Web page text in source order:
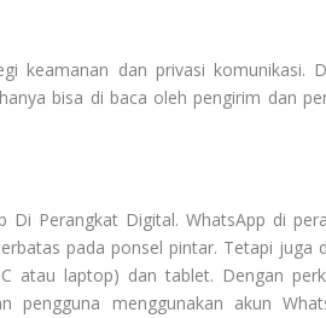
keamanan dan privasi komunikasi.
bisa di baca oleh pengirim dan
Di Perangkat Digital. WhatsApp di
pada ponsel pintar. Tetapi juga
atau laptop) dan tablet. Dengan
pengguna menggunakan akun